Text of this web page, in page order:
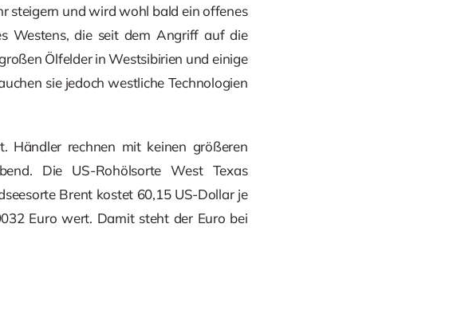
steigern und wird wohl bald ein offenes
Westens, die seit dem Angriff auf die
Ölfelder in Westsibirien und einige
sie jedoch westliche Technologien
Händler rechnen mit keinen größeren
Die US-Rohölsorte West Texas
Brent kostet 60,15 US-Dollar je
Euro wert. Damit steht der Euro bei